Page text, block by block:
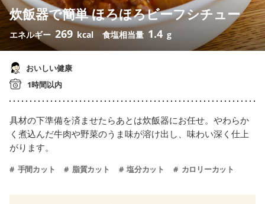
炊飯器で簡単 ほろほろビーフシチュー
エネルギー 269 kcal 食塩相当量 1.4 g
おいしい健康
1時間以内
具材の下準備を済ませたらあとは炊飯器にお任せ。やわらか
く煮込んだ牛肉や野菜のうま味が溶け出し、味わい深く仕上
がります。
手間カット 脂質カット 塩分カット カロリーカット